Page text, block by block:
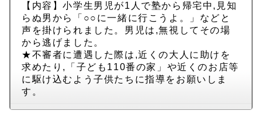
【内容】小学生男児が1人で塾から帰宅中,見知
らぬ男から「○○に一緒に行こうよ。」などと
声を掛けられました。男児は,無視してその場
から逃げました。
★不審者に遭遇した際は,近くの大人に助けを
求めたり,「子ども110番の家」や近くのお店等
に駆け込むよう子供たちに指導をお願いしま
す。